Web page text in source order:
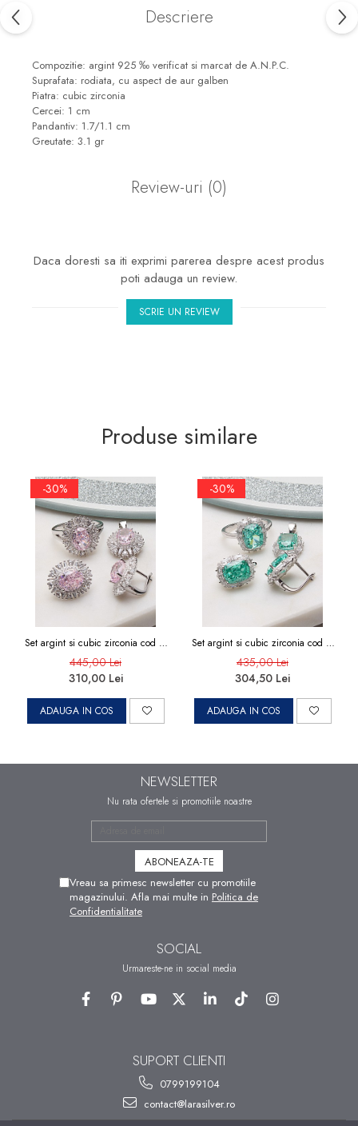
marime reglabila
marimea 49
marimea 50
marimea 51
marimea 52
marimea 53
marimea 58
Descriere
Compozitie: argint 925 ‰ verificat si marcat de A.N.P.C.
Suprafata: rodiata, cu aspect de aur galben
Piatra: cubic zirconia
Cercei: 1 cm
Pandantiv: 1.7/1.1 cm
Greutate: 3.1 gr
Review-uri (0)
Daca doresti sa iti exprimi parerea despre acest produs
poti adauga un review.
SCRIE UN REVIEW
Produse similare
-30%
Set argint si cubic zirconia cod 3-
50904, gr14.1
445,00 Lei
310,00 Lei
ADAUGA IN COS
-30%
Set argint si cubic zirconia cod 3-
50899, gr13.9
435,00 Lei
304,50 Lei
ADAUGA IN COS
NEWSLETTER
Nu rata ofertele si promotiile noastre
Vreau sa primesc newsletter cu promotiile
magazinului. Afla mai multe in Politica de
Confidentialitate
SOCIAL
Urmareste-ne in social media
SUPORT CLIENTI
0799199104
contact@larasilver.ro